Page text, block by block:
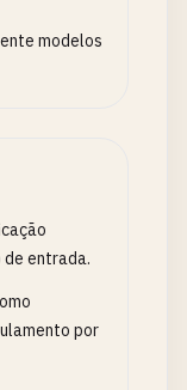
modelos
de entrada.
por